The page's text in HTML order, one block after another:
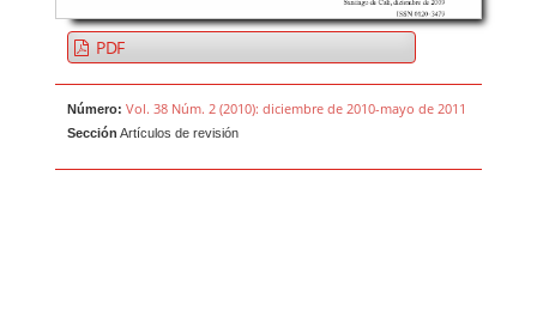
PDF
Número: Vol. 38 Núm. 2 (2010): diciembre de 2010-mayo de 2011
Sección Artículos de revisión